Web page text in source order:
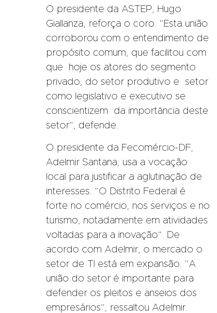
O presidente da ASTEP, Hugo
Giallanza, reforça o coro. “Esta união
corroborou com o entendimento de
propósito comum, que facilitou com
que hoje os atores do segmento
privado, do setor produtivo e setor
como legislativo e executivo se
conscientizem da importância deste
setor”, defende.
O presidente da Fecomércio-DF,
Adelmir Santana, usa a vocação
local para justificar a aglutinação de
interesses. “O Distrito Federal é
forte no comércio, nos serviços e no
turismo, notadamente em atividades
voltadas para a inovação”. De
acordo com Adelmir, o mercado o
setor de TI está em expansão. “A
união do setor é importante para
defender os pleitos e anseios dos
empresários”, ressaltou Adelmir.